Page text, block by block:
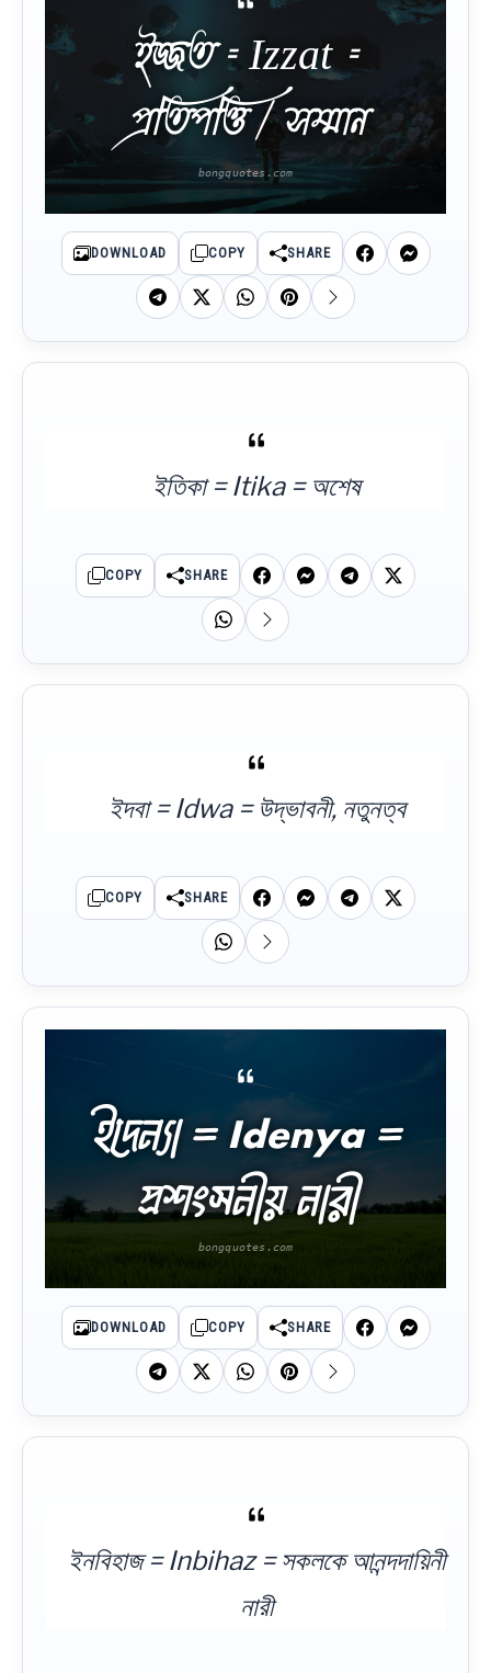
ইজ্জত = Izzat =
প্রতিপত্তি / সম্মান
DOWNLOAD COPY SHARE
ইতিকা = Itika = অশেষ
COPY SHARE
ইদবা = Idwa = উদ্ভাবনী, নতুনত্ব
COPY SHARE
ইদেন্যা = Idenya =
প্রশংসনীয় নারী
DOWNLOAD COPY SHARE
ইনবিহাজ = Inbihaz = সকলকে আনন্দদায়িনী
নারী